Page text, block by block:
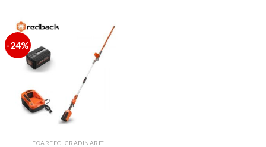
-24%
FOARFECI GRADINARIT